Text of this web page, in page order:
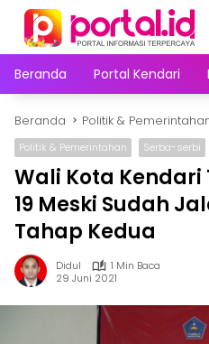
Langsung
konten
Beranda
Portal Kendari
Beranda Politik &
Politik & Pemerintahan Serba-serbi
Wali Kota
19 Meski Sudah
Tahap Kedua
Didul
1 Min Baca
29 Juni 2021